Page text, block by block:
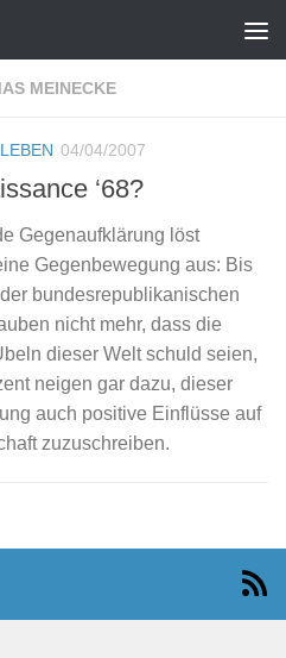
MEINECKE
04/04/2007
‘68?
Gegenaufklärung löst
Gegenbewegung aus: Bis
bundesrepublikanischen
nicht mehr, dass die
dieser Welt schuld seien,
neigen gar dazu, dieser
auch positive Einflüsse auf
zuzuschreiben.